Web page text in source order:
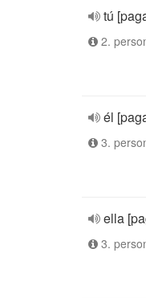
tú
2.
él
3.
ella
3.